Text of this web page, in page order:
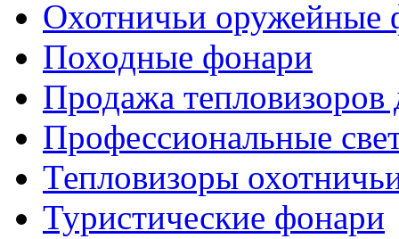
Охотничьи оружейные
Походные фонари
Продажа тепловизоров
Профессиональные
Тепловизоры
Туристические фонари